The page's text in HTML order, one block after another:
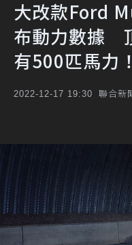
大改款Ford
布動力數據
有500匹馬力！
2022-12-17 19:30 聯合新